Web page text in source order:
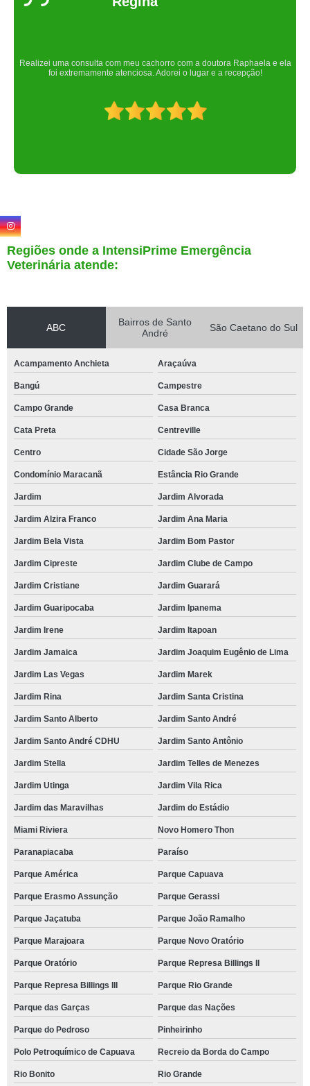
Um lugar maravilhoso. Sempre serei grata pelo que fizeram por nós!
Regiões onde a IntensiPrime Emergência
Veterinária atende:
ABC
Bairros de Santo
André
São Caetano do Sul
Acampamento Anchieta Araçaúva
Bangú Campestre
Campo Grande Casa Branca
Cata Preta Centreville
Centro Cidade São Jorge
Condomínio Maracanã Estância Rio Grande
Jardim Jardim Alvorada
Jardim Alzira Franco Jardim Ana Maria
Jardim Bela Vista Jardim Bom Pastor
Jardim Cipreste Jardim Clube de Campo
Jardim Cristiane Jardim Guarará
Jardim Guaripocaba Jardim Ipanema
Jardim Irene Jardim Itapoan
Jardim Jamaica Jardim Joaquim Eugênio de Lima
Jardim Las Vegas Jardim Marek
Jardim Rina Jardim Santa Cristina
Jardim Santo Alberto Jardim Santo André
Jardim Santo André CDHU Jardim Santo Antônio
Jardim Stella Jardim Telles de Menezes
Jardim Utinga Jardim Vila Rica
Jardim das Maravilhas Jardim do Estádio
Miami Riviera Novo Homero Thon
Paranapiacaba Paraíso
Parque América Parque Capuava
Parque Erasmo Assunção Parque Gerassi
Parque Jaçatuba Parque João Ramalho
Parque Marajoara Parque Novo Oratório
Parque Oratório Parque Represa Billings II
Parque Represa Billings III Parque Rio Grande
Parque das Garças Parque das Nações
Parque do Pedroso Pinheirinho
Polo Petroquímico de Capuava Recreio da Borda do Campo
Rio Bonito Rio Grande